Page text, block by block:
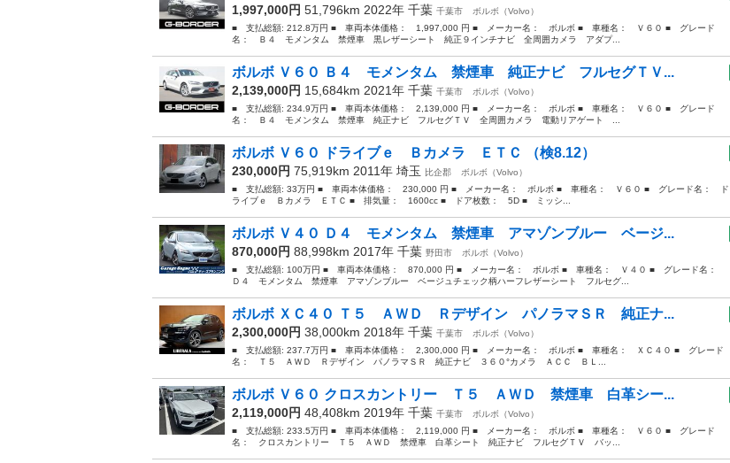
1,997,000円 51,796km 2022年 千葉 千葉市
ボルボ（Volvo）
■ 支払総額: 212.8万円 ■ 車両本体価格： 1,997,000 円 ■ メーカー名： ボルボ ■ 車種名： Ｖ６０ ■ グレード
名： Ｂ４ モメンタム 禁煙車 黒レザーシート 純正９インチナビ 全周囲カメラ アダプ...
ボルボ Ｖ６０ Ｂ４ モメンタム 禁煙車 純正ナビ フルセグＴＶ...
2,139,000円 15,684km 2021年 千葉 千葉市
ボルボ（Volvo）
■ 支払総額: 234.9万円 ■ 車両本体価格： 2,139,000 円 ■ メーカー名： ボルボ ■ 車種名： Ｖ６０ ■ グレード
名： Ｂ４ モメンタム 禁煙車 純正ナビ フルセグＴＶ 全周囲カメラ 電動リアゲート ...
ボルボ Ｖ６０ ドライブｅ Ｂカメラ ＥＴＣ （検8.12）
230,000円 75,919km 2011年 埼玉 比企郡
ボルボ（Volvo）
■ 支払総額: 33万円 ■ 車両本体価格： 230,000 円 ■ メーカー名： ボルボ ■ 車種名： Ｖ６０ ■ グレード名： ド
ライブｅ Ｂカメラ ＥＴＣ ■ 排気量： 1600cc ■ ドア枚数： 5D ■ ミッシ...
ボルボ Ｖ４０ Ｄ４ モメンタム 禁煙車 アマゾンブルー ベージ...
870,000円 88,998km 2017年 千葉 野田市
ボルボ（Volvo）
■ 支払総額: 100万円 ■ 車両本体価格： 870,000 円 ■ メーカー名： ボルボ ■ 車種名： Ｖ４０ ■ グレード名：
Ｄ４ モメンタム 禁煙車 アマゾンブルー ベージュチェック柄ハーフレザーシート フルセグ...
ボルボ ＸＣ４０ Ｔ５ ＡＷＤ Ｒデザイン パノラマＳＲ 純正ナ...
2,300,000円 38,000km 2018年 千葉 千葉市
ボルボ（Volvo）
■ 支払総額: 237.7万円 ■ 車両本体価格： 2,300,000 円 ■ メーカー名： ボルボ ■ 車種名： ＸＣ４０ ■ グレード
名： Ｔ５ ＡＷＤ Ｒデザイン パノラマＳＲ 純正ナビ ３６０°カメラ ＡＣＣ ＢＬ...
ボルボ Ｖ６０ クロスカントリー Ｔ５ ＡＷＤ 禁煙車 白革シー...
2,119,000円 48,408km 2019年 千葉 千葉市
ボルボ（Volvo）
■ 支払総額: 233.5万円 ■ 車両本体価格： 2,119,000 円 ■ メーカー名： ボルボ ■ 車種名： Ｖ６０ ■ グレード
名： クロスカントリー Ｔ５ ＡＷＤ 禁煙車 白革シート 純正ナビ フルセグＴＶ バッ...